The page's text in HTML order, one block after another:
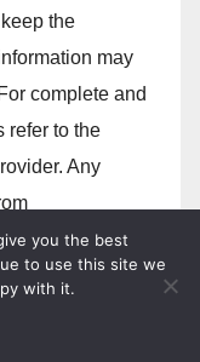
the
may
complete and
refer to the
Any
own risk.
donations in any
you the best
to use this site we
with it.